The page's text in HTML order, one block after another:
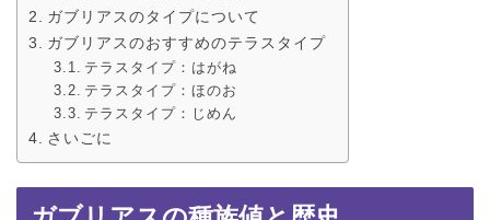
ガブリアスのタイプについて
ガブリアスのおすすめのテラスタイプ
テラスタイプ：はがね
テラスタイプ：ほのお
テラスタイプ：じめん
さいごに